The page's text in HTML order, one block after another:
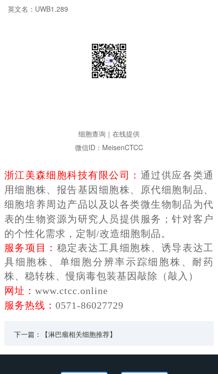
英文名：UWB1.289
细胞查询｜在线提供
微信ID：MeisenCTCC
浙江美森细胞科技有限公司： 通过供应各类通
用细胞株、报告基因细胞株、原代细胞制品、
细胞培养周边产品以及以各类微生物制品为代
表的生物资源为研究人员提供服务；针对客户
的个性化需求，定制 /改造细胞制品。
服务项目： 稳定表达工具细胞株、诱导表达工
具细胞株、单细胞分辨率示踪细胞株、耐药
株、稳转株、慢病毒包装基因敲除（敲入）
网址： www.ctcc.online
服务热线： 0571-86027729
下一篇：【淋巴瘤相关细胞推荐】